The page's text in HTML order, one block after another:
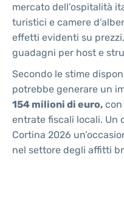
mercato dell’ospitalità
turistici e camere
effetti evidenti su
guadagni per host e
Secondo le stime
potrebbe generare un
154 milioni di euro,
entrate fiscali locali. Un
Cortina 2026
nel settore degli affitti